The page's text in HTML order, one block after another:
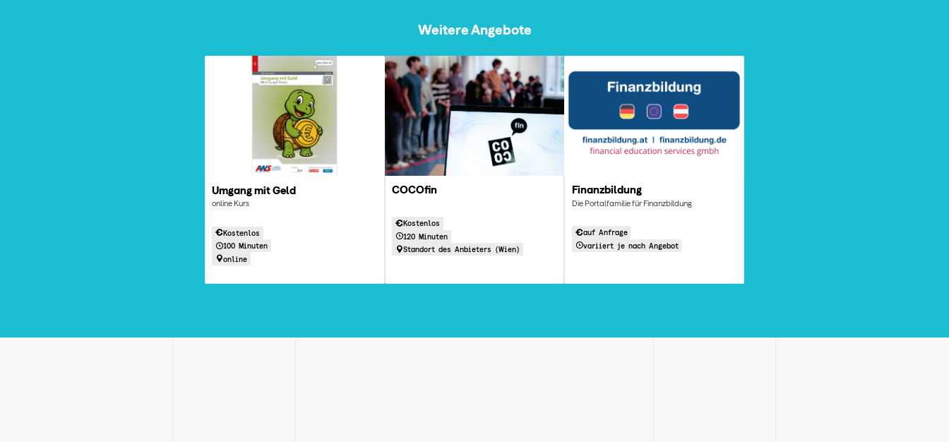
Weitere Angebote
Umgang mit Geld
online Kurs
Kostenlos
100 Minuten
online
COCOfin
Kostenlos
120 Minuten
Standort des Anbieters (Wien)
Finanzbildung
Die Portalfamilie für Finanzbildung
auf Anfrage
variiert je nach Angebot